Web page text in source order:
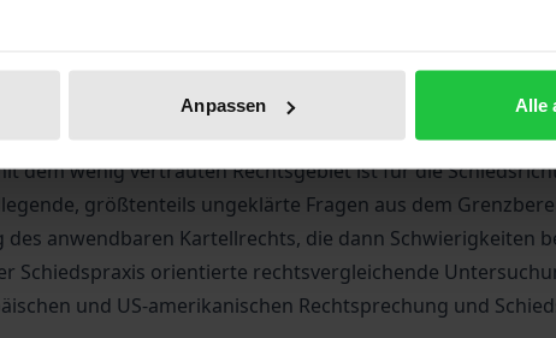
Anpassen Alle
mit Rechtsfragen aus dem Bereich des
Court 1986 anerkannte, privatrechtliche Streitigkeiten
Wettlauf beim Abbau verfahrensrechtlicher
dem wenig vertrauten Rechtsgebiet ist für die
größtenteils ungeklärte Fragen aus dem
anwendbaren Kartellrechts, die dann Schwierigkeiten
Schiedspraxis orientierte rechtsvergleichende
und US-amerikanischen Rechtsprechung und